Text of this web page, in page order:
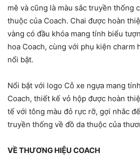
mê và cũng là màu sắc truyền thống
thuộc của Coach. Chai được hoàn
vàng có đầu khóa mang tính biểu
hoa Coach, cùng với phụ kiện charm
nổi bật.
Nổi bật với logo Cỗ xe ngựa mang
Coach, thiết kế vỏ hộp được hoàn
tế với tông màu đỏ rực rỡ, gợi nhắc
truyền thống về đồ da thuộc của
VỀ THƯƠNG HIỆU COACH